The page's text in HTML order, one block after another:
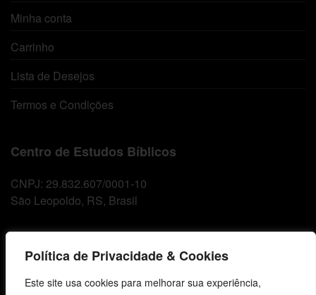
Política de Privacidade & Cookies
Este site usa cookies para melhorar sua experiência,
Minha conta
Carrinho
Lista de Desejos
Termos e Condições
Centro de Estudos Bíblicos
CNPJ: 29.832.607/0001-10
São Leopoldo, RS, Brasil
Fale Conosco
E-mails